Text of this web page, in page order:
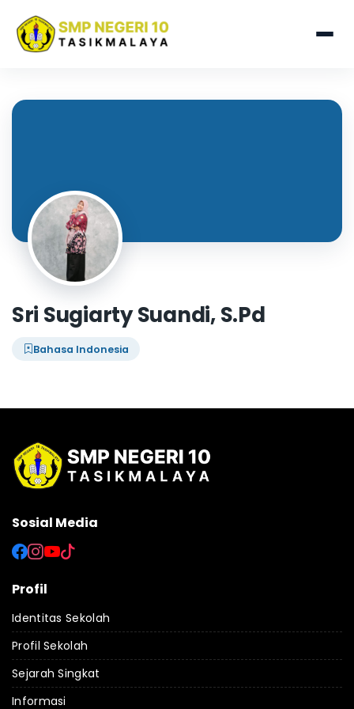
Sri Sugiarty Suandi, S.Pd
Bahasa Indonesia
Sosial Media
Profil
Identitas Sekolah
Profil Sekolah
Sejarah Singkat
Informasi